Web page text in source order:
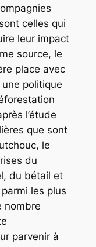
celles qui
leur impact
source, le
place avec
politique
l’étude
que sont
le
du
du bétail et
les plus
nombre
parvenir à